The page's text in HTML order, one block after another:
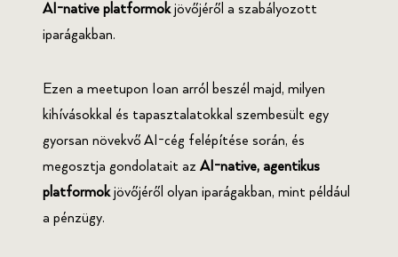
AI-native platformokjövőjéről a szabályozott
iparágakban.
Ezen a meetupon Ioan arról beszél majd, milyen
kihívásokkal és tapasztalatokkal szembesült egy
gyorsan növekvő AI-cég felépítése során, és
megosztja gondolatait az AI-native, agentikus
platformokjövőjéről olyan iparágakban, mint például
a pénzügy.